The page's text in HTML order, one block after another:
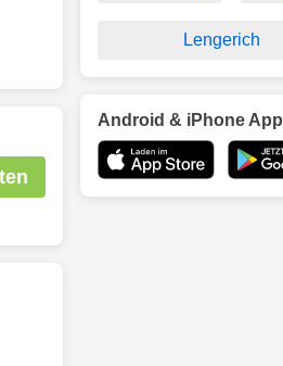
Lengerich
Android & iPhone App